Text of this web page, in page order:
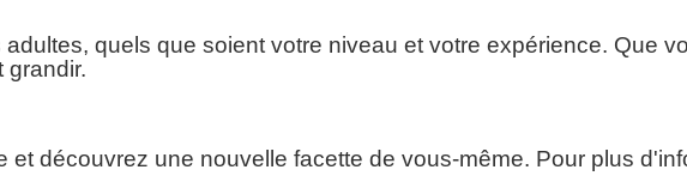
- Tombola
- Bar et restauration sur place
Tarif anniversaire à 9 €(au lieu de 12 €) avec le codePROMO25, valable
quels que soient votre niveau et votre expérience. Que
grandir.
et découvrez une nouvelle facette de vous-même. Pour plus